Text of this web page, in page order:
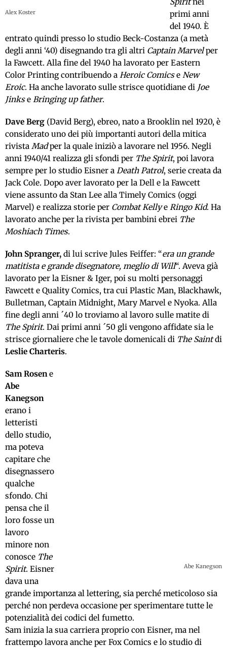
Alex Koster
Spiritnei
primi anni
del 1940. È
entrato quindi presso lo studio Beck-Costanza (a metà
degli anni ‘40) disegnando tra gli altri Captain Marvelper
la Fawcett. Alla fine del 1940 ha lavorato per Eastern
Color Printing contribuendo a Heroic Comicse New
Eroic. Ha anche lavorato sulle strisce quotidiane di Joe
Jinkse Bringing up father.
Dave Berg (David Berg), ebreo, nato a Brooklin nel 1920, è
considerato uno dei più importanti autori della mitica
rivista Madper la quale iniziò a lavorare nel 1956. Negli
anni 1940/41 realizza gli sfondi per The Spirit, poi lavora
sempre per lo studio Eisner a Death Patrol, serie creata da
Jack Cole. Dopo aver lavorato per la Dell e la Fawcett
viene assunto da Stan Lee alla Timely Comics (oggi
Marvel) e realizza storie per Combat Kellye Ringo Kid. Ha
lavorato anche per la rivista per bambini ebrei The
Moshiach Times.
John Spranger, di lui scrive Jules Feiffer: “era un grande
matitista e grande disegnatore, meglio di Will“. Aveva già
lavorato per la Eisner & Iger, poi su molti personaggi
Fawcett e Quality Comics, tra cui Plastic Man, Blackhawk,
Bulletman, Captain Midnight, Mary Marvel e Nyoka. Alla
fine degli anni ´40 lo troviamo al lavoro sulle matite di
The Spirit. Dai primi anni ´50 gli vengono affidate sia le
strisce giornaliere che le tavole domenicali di The Saintdi
Leslie Charteris.
Abe Kanegson
Sam Rosene
Abe
Kanegson
erano i
letteristi
dello studio,
ma poteva
capitare che
disegnassero
qualche
sfondo. Chi
pensa che il
loro fosse un
lavoro
minore non
conosce The
Spirit. Eisner
dava una
grande importanza al lettering, sia perché meticoloso sia
perché non perdeva occasione per sperimentare tutte le
potenzialità dei codici del fumetto.
Sam inizia la sua carriera proprio con Eisner, ma nel
frattempo lavora anche per Fox Comics e lo studio di